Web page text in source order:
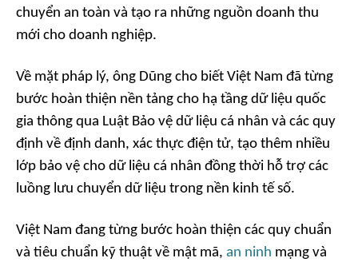
chuyển an toàn và tạo ra những nguồn doanh thu
mới cho doanh nghiệp.
Về mặt pháp lý, ông Dũng cho biết Việt Nam đã từng
bước hoàn thiện nền tảng cho hạ tầng dữ liệu quốc
gia thông qua Luật Bảo vệ dữ liệu cá nhân và các quy
định về định danh, xác thực điện tử, tạo thêm nhiều
lớp bảo vệ cho dữ liệu cá nhân đồng thời hỗ trợ các
luồng lưu chuyển dữ liệu trong nền kinh tế số.
Việt Nam đang từng bước hoàn thiện các quy chuẩn
và tiêu chuẩn kỹ thuật về mật mã, an ninh mạng và